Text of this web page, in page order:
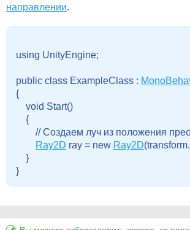
направлении.
using UnityEngine;
public class ExampleClass :
{
    void Start()
    {
// Создаем луч из положения
Ray2D ray = new Ray2D
    }